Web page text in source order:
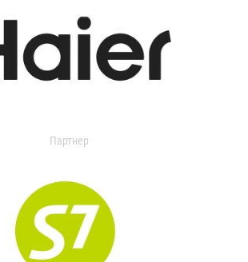
Партнер